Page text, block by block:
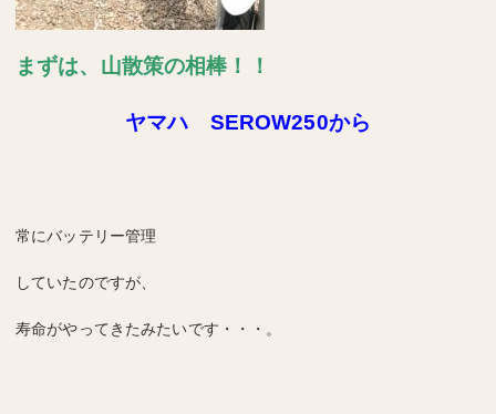
まずは、山散策の相棒！！
ヤマハ SEROW250から
常にバッテリー管理
していたのですが、
寿命がやってきたみたいです・・・。